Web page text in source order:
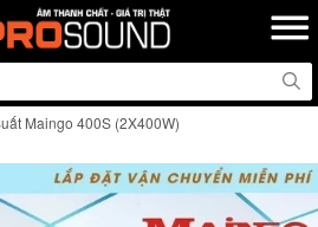
Maingo 400S (2X400W)